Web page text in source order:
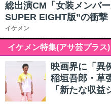
総出演CM「女装メンバ
SUPER EIGHT版”の衝撃
イケメン
イケメン特集(アサ芸プラス)
映画界に「異
稲垣吾郎・草
「新たな収益